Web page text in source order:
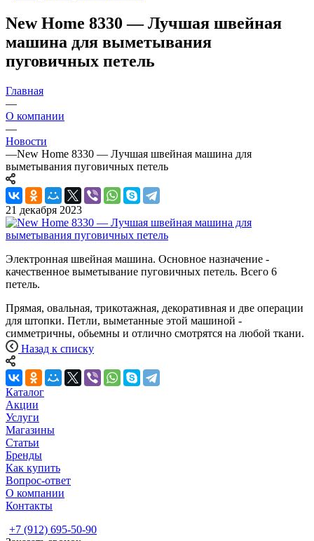
New Home 8330 — Лучшая швейная
машина для выметывания
пуговичных петель
Главная
—
О компании
—
Новости
—New Home 8330 — Лучшая швейная машина для
выметывания пуговичных петель
21 декабря 2023
Электронная швейная машина. Основное назначение -
качественное выметывание пуговичных петель. Всего 6
петель.
Прямая, овальная, трикотажная, декоративная и две операции
для штопки. Петли, выметанные этой машиной -
симметричны, обьемны и отлично смотрятся на любой ткани.
Назад к списку
Каталог
Акции
Услуги
Магазины
Статьи
Бренды
Как купить
Вопрос-ответ
О компании
Контакты
+7 (912) 695-50-90